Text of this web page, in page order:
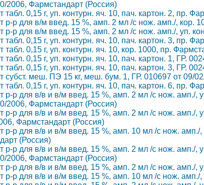
2006, Фармстандарт (Россия)
табл. 0,15 г, уп. контурн. яч. 10, пач. картон. 2,
р-р для в/м введ. 15 %, амп. 2 мл /с нож. амп./, кор.
р-р для в/м введ. 15 %, амп. 2 мл /с нож. амп./, уп.
табл. 0,15 г, уп. контурн. яч. 10, пач. картон. 3,
табл. 0,15 г, уп. контурн. яч. 10, кор. 1000, пр.
табл. 0,15 г, уп. контурн. яч. 10, пач. картон. 1, ГР.
табл. 0,15 г, уп. контурн. яч. 10, пач. картон. 3, ГР.
субст. меш. ПЭ 15 кг, меш. бум. 1, ГР. 010697 от
табл. 0,15 г, уп. контурн. яч. 10, пач. картон. 6,
р-р для в/в и в/м введ. 15 %, амп. 2 мл /с нож. амп./
2006, Фармстандарт (Россия)
р-р для в/в и в/м введ. 15 %, амп. 2 мл /с нож. амп./
Фармстандарт (Россия)
р-р для в/в и в/м введ. 15 %, амп. 10 мл /с нож.
(Россия)
р-р для в/в и в/м введ. 15 %, амп. 2 мл /с нож. амп./
2006, Фармстандарт (Россия)
р-р для в/в и в/м введ. 15 %, амп. 2 мл /с нож. амп./
р-р для в/в и в/м введ. 15 %, амп. 10 мл /с нож.